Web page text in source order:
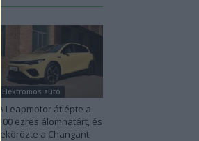
Elektromos autó
A Leapmotor átlépte a
100 ezres álomhatárt, és
lekörözte a Changant